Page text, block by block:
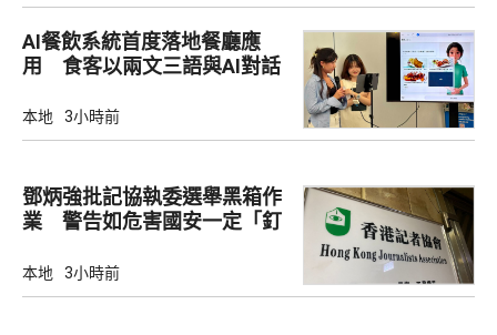
AI餐飲系統首度落地餐廳應
用 食客以兩文三語與AI對話
本地 3小時前
鄧炳強批記協執委選舉黑箱作
業 警告如危害國安一定「釘
本地 3小時前